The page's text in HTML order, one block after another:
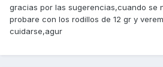
gracias por las sugerencias,cuando se
probare con los rodillos de 12 gr y
cuidarse,agur